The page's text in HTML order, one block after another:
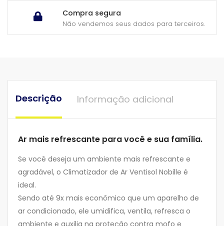
Compra segura
Não vendemos seus dados para terceiros.
Descrição Informação adicional
Ar mais refrescante para você e sua família.
Se você deseja um ambiente mais refrescante e
agradável, o Climatizador de Ar Ventisol Nobille é
ideal.
Sendo até 9x mais econômico que um aparelho de
ar condicionado, ele umidifica, ventila, refresca o
ambiente e auxilia na proteção contra mofo e